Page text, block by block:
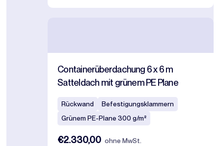
Containerüberdachung 6 x 6 m
Satteldach mit grünem PE Plane
Rückwand
Befestigungsklammern
Grünem PE-Plane 300 g/m²
€2.330,00 ohne MwSt.